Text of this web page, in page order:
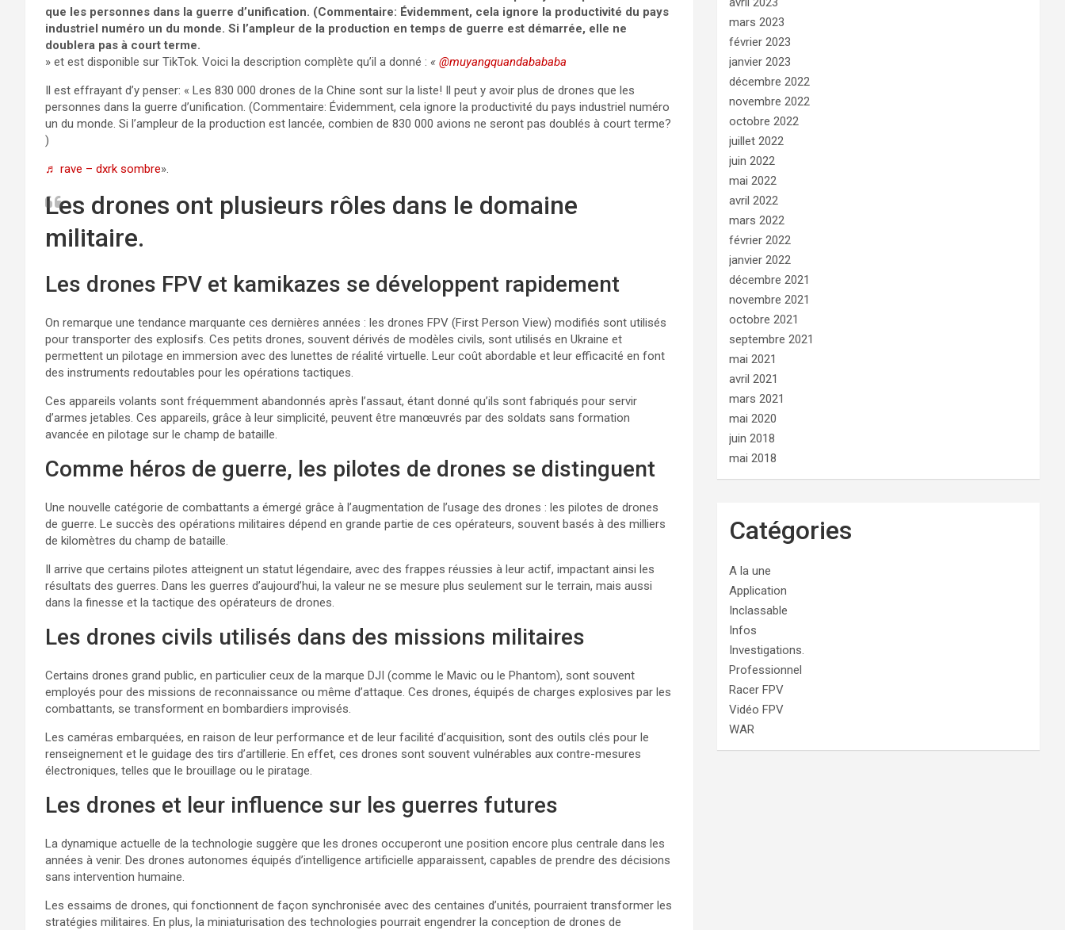
que les personnes dans la guerre d’unification. (Commentaire: Évidemment, cela ignore la productivité du pays
industriel numéro un du monde. Si l’ampleur de la production en temps de guerre est démarrée, elle ne
doublera pas à court terme.
» et est disponible sur TikTok. Voici la description complète qu’il a donné : « @muyangquandabababa
Il est effrayant d’y penser: « Les 830 000 drones de la Chine sont sur la liste! Il peut y avoir plus de drones que les
personnes dans la guerre d’unification. (Commentaire: Évidemment, cela ignore la productivité du pays industriel numéro
un du monde. Si l’ampleur de la production est lancée, combien de 830 000 avions ne seront pas doublés à court terme?
)
♬ rave – dxrk sombre».
Les drones ont plusieurs rôles dans le domaine
militaire.
Les drones FPV et kamikazes se développent rapidement
On remarque une tendance marquante ces dernières années : les drones FPV (First Person View) modifiés sont utilisés
pour transporter des explosifs. Ces petits drones, souvent dérivés de modèles civils, sont utilisés en Ukraine et
permettent un pilotage en immersion avec des lunettes de réalité virtuelle. Leur coût abordable et leur efficacité en font
des instruments redoutables pour les opérations tactiques.
Ces appareils volants sont fréquemment abandonnés après l’assaut, étant donné qu’ils sont fabriqués pour servir
d’armes jetables. Ces appareils, grâce à leur simplicité, peuvent être manœuvrés par des soldats sans formation
avancée en pilotage sur le champ de bataille.
Comme héros de guerre, les pilotes de drones se distinguent
Une nouvelle catégorie de combattants a émergé grâce à l’augmentation de l’usage des drones : les pilotes de drones
de guerre. Le succès des opérations militaires dépend en grande partie de ces opérateurs, souvent basés à des milliers
de kilomètres du champ de bataille.
Il arrive que certains pilotes atteignent un statut légendaire, avec des frappes réussies à leur actif, impactant ainsi les
résultats des guerres. Dans les guerres d’aujourd’hui, la valeur ne se mesure plus seulement sur le terrain, mais aussi
dans la finesse et la tactique des opérateurs de drones.
Les drones civils utilisés dans des missions militaires
Certains drones grand public, en particulier ceux de la marque DJI (comme le Mavic ou le Phantom), sont souvent
employés pour des missions de reconnaissance ou même d’attaque. Ces drones, équipés de charges explosives par les
combattants, se transforment en bombardiers improvisés.
Les caméras embarquées, en raison de leur performance et de leur facilité d’acquisition, sont des outils clés pour le
renseignement et le guidage des tirs d’artillerie. En effet, ces drones sont souvent vulnérables aux contre-mesures
électroniques, telles que le brouillage ou le piratage.
Les drones et leur influence sur les guerres futures
La dynamique actuelle de la technologie suggère que les drones occuperont une position encore plus centrale dans les
années à venir. Des drones autonomes équipés d’intelligence artificielle apparaissent, capables de prendre des décisions
sans intervention humaine.
Les essaims de drones, qui fonctionnent de façon synchronisée avec des centaines d’unités, pourraient transformer les
stratégies militaires. En plus, la miniaturisation des technologies pourrait engendrer la conception de drones de
mars 2023
février 2023
janvier 2023
décembre 2022
novembre 2022
octobre 2022
juillet 2022
juin 2022
mai 2022
avril 2022
mars 2022
février 2022
janvier 2022
décembre 2021
novembre 2021
octobre 2021
septembre 2021
mai 2021
avril 2021
mars 2021
mai 2020
juin 2018
mai 2018
Catégories
A la une
Application
Inclassable
Infos
Investigations.
Professionnel
Racer FPV
Vidéo FPV
WAR